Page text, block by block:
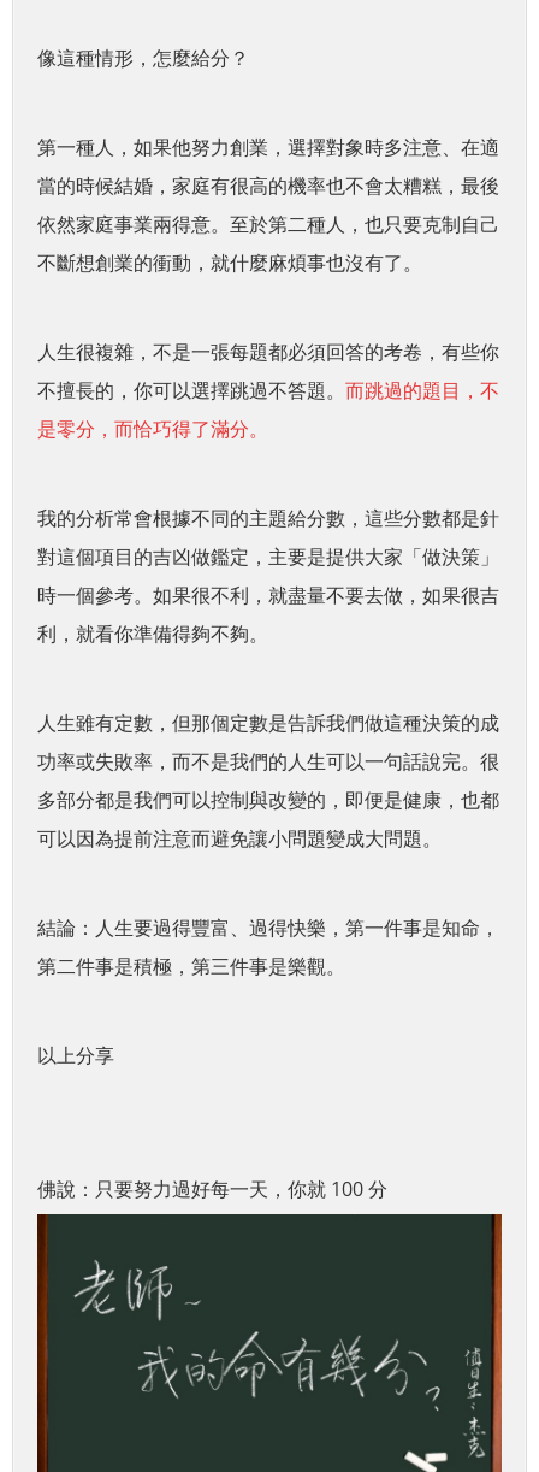
像這種情形，怎麼給分？
第一種人，如果他努力創業，選擇對象時多注意、在適
當的時候結婚，家庭有很高的機率也不會太糟糕，最後
依然家庭事業兩得意。至於第二種人，也只要克制自己
不斷想創業的衝動，就什麼麻煩事也沒有了。
人生很複雜，不是一張每題都必須回答的考卷，有些你
不擅長的，你可以選擇跳過不答題。 而跳過的題目，不
是零分，而恰巧得了滿分。
我的分析常會根據不同的主題給分數，這些分數都是針
對這個項目的吉凶做鑑定，主要是提供大家「做決策」
時一個參考。如果很不利，就盡量不要去做，如果很吉
利，就看你準備得夠不夠。
人生雖有定數，但那個定數是告訴我們做這種決策的成
功率或失敗率，而不是我們的人生可以一句話說完。很
多部分都是我們可以控制與改變的，即便是健康，也都
可以因為提前注意而避免讓小問題變成大問題。
結論： 人生要過得豐富、過得快樂，第一件事是知命，
第二件事是積極，第三件事是樂觀。
以上分享
佛說：只要努力過好每一天，你就 100 分